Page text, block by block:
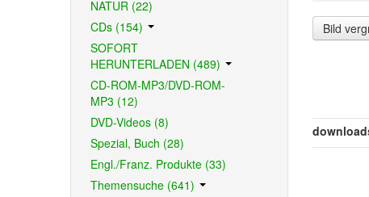
Bild
NATUR (22)
CDs (154)
SOFORT
HERUNTERLADEN (489)
CD-ROM-MP3/DVD-ROM-
MP3 (12)
DVD-Videos (8)
Spezial, Buch (28)
Engl./Franz. Produkte (33)
Themensuche (641)